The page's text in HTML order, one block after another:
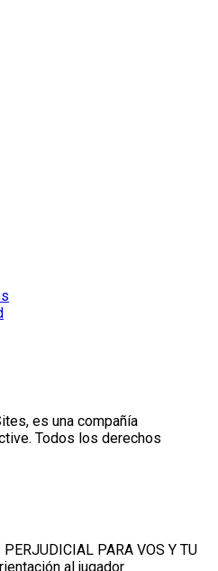
es una compañía
Todos los derechos
PARA VOS Y TU
al jugador